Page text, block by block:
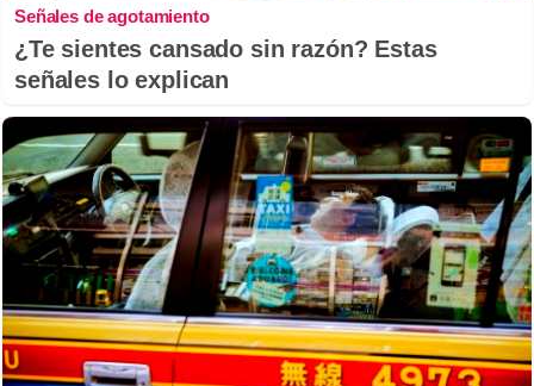
Señales de agotamiento
¿Te sientes cansado sin razón? Estas
señales lo explican